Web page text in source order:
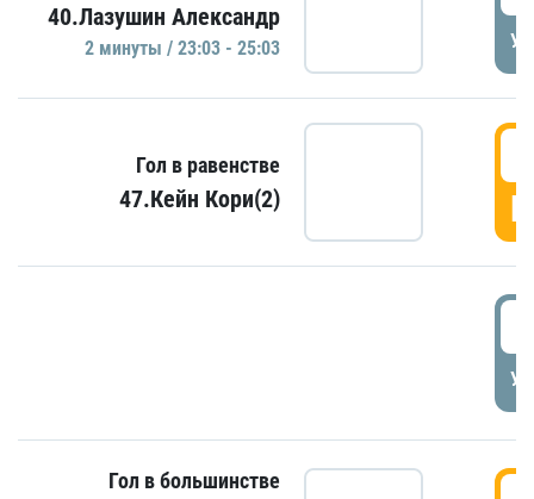
40.Лазушин Александр
2 минуты / 23:03 - 25:03
Гол в равенстве
47.Кейн Кори(2)
Гол в большинстве